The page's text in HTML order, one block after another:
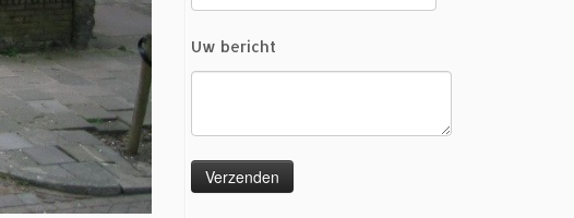
Uw bericht